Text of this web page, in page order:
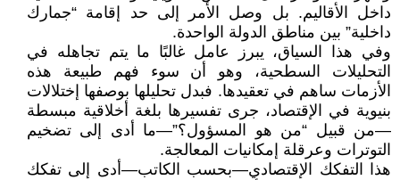
داخل الأقاليم. بل وصل الأمر إلى حد إقامة “جمارك
داخلية” بين مناطق الدولة الواحدة.
وفي هذا السياق، يبرز عامل غالبًا ما يتم تجاهله في
التحليلات السطحية، وهو أن سوء فهم طبيعة هذه
الأزمات ساهم في تعقيدها. فبدل تحليلها بوصفها إختلالات
بنيوية في الإقتصاد، جرى تفسيرها بلغة أخلاقية مبسطة
—من قبيل “من هو المسؤول؟”—ما أدى إلى تضخيم
التوترات وعرقلة إمكانيات المعالجة.
هذا التفكك الإقتصادي—بحسب الكاتب—أدى إلى تفكك